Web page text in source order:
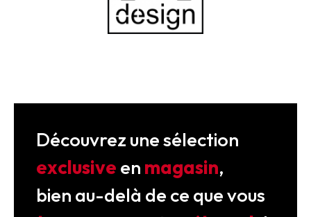
Découvrez une sélection
exclusive en magasin,
bien au-delà de ce que vous